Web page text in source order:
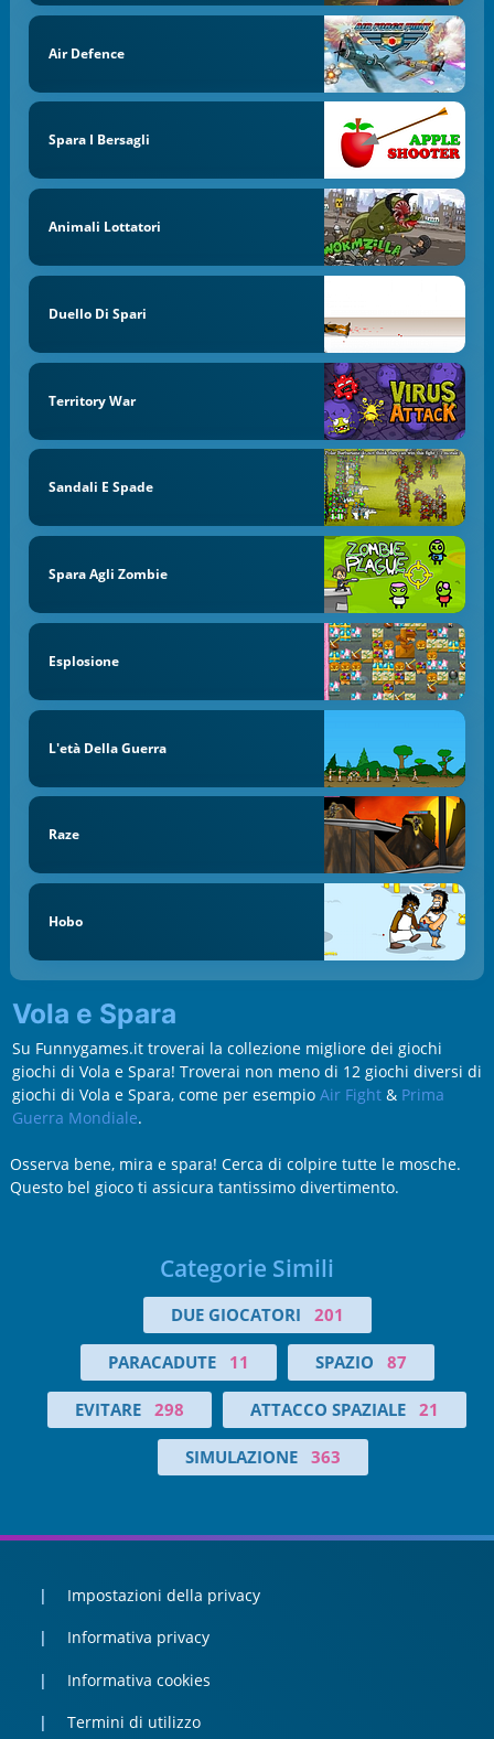
Air Defence
Spara I Bersagli
Animali Lottatori
Duello Di Spari
Territory War
Sandali E Spade
Spara Agli Zombie
Esplosione
L'età Della Guerra
Raze
Hobo
Vola e Spara
Su Funnygames.it troverai la collezione migliore dei giochi
giochi di Vola e Spara! Troverai non meno di 12 giochi diversi di
giochi di Vola e Spara, come per esempio Air Fight& Prima
Guerra Mondiale.
Osserva bene, mira e spara! Cerca di colpire tutte le mosche.
Questo bel gioco ti assicura tantissimo divertimento.
Categorie Simili
DUE GIOCATORI 201
PARACADUTE 11 SPAZIO 87
EVITARE 298 ATTACCO SPAZIALE 21
SIMULAZIONE 363
Impostazioni della privacy
Informativa privacy
Informativa cookies
Termini di utilizzo